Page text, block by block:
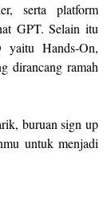
serta platform
GPT. Selain itu
yaitu Hands-On,
dirancang ramah
buruan sign up
untuk menjadi